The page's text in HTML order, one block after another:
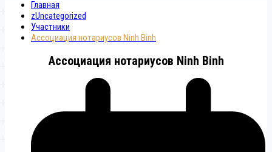
Главная
zUncategorized
Участники
Ассоциация нотариусов Ninh Binh
Ассоциация нотариусов Ninh Binh